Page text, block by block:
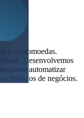
e criptomoedas.
Desenvolvemos
automatizar
modelos de negócios.